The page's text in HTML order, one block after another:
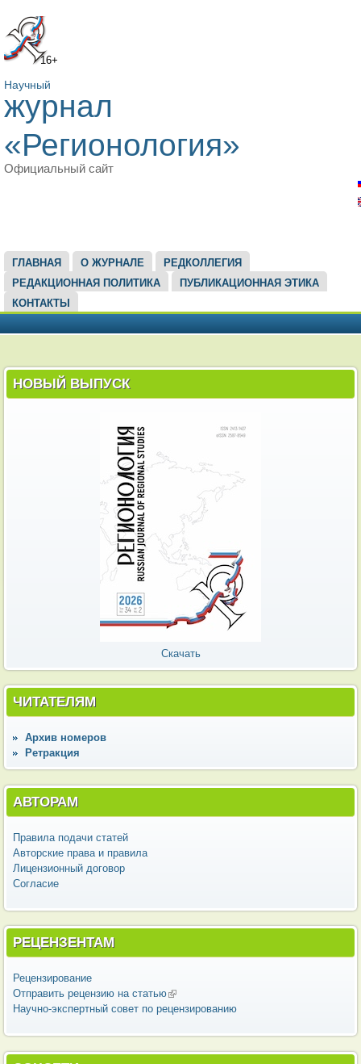
16+
Научный
журнал
«Регионология»
Официальный сайт
ГЛАВНОЕ МЕНЮ
ГЛАВНАЯ О ЖУРНАЛЕ
РЕДКОЛЛЕГИЯ
РЕДАКЦИОННАЯ ПОЛИТИКА
ПУБЛИКАЦИОННАЯ ЭТИКА
КОНТАКТЫ
НОВЫЙ ВЫПУСК
Скачать
ЧИТАТЕЛЯМ
Архив номеров
Ретракция
АВТОРАМ
Правила подачи статей
Авторские права и правила
Лицензионный договор
Согласие
РЕЦЕНЗЕНТАМ
Рецензирование
Отправить рецензию на статью(внешняя ссылка)
Научно-экспертный совет по рецензированию